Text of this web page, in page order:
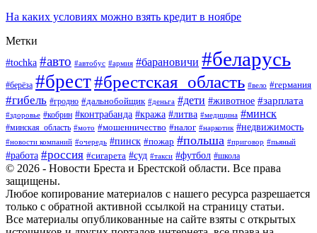
На каких условиях можно взять кредит в ноябре
Метки
#tochka #авто #автобус #армия #барановичи #беларусь
#берёза #брест#брестская_область #вело #германия
#гибель #гродно #дальнобойщик #деньга #дети #животное #зарплата
#здоровье #кобрин #контрабанда #кража #литва #медицина #минск
#минская_область #мото #мошенничество #налог #наркотик #недвижимость
#новости компаний #очередь #пинск #пожар #польша #приговор #пьяный
#работа #россия #сигарета #суд #такси #футбол #школа
© 2026 - Новости Бреста и Брестской области. Все права
защищены.
Любое копирование материалов с нашего ресурса разрешается
только с обратной активной ссылкой на страницу статьи.
Все материалы опубликованные на сайте взяты с открытых